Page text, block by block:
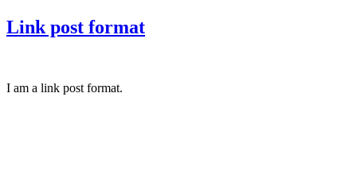
Link post format
I am a link post format.